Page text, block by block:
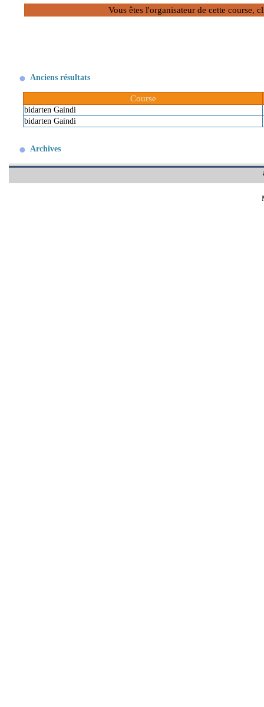
Vous êtes l'organisateur de cette course,
Anciens résultats
Course
bidarten Gaindi
bidarten Gaindi
Archives